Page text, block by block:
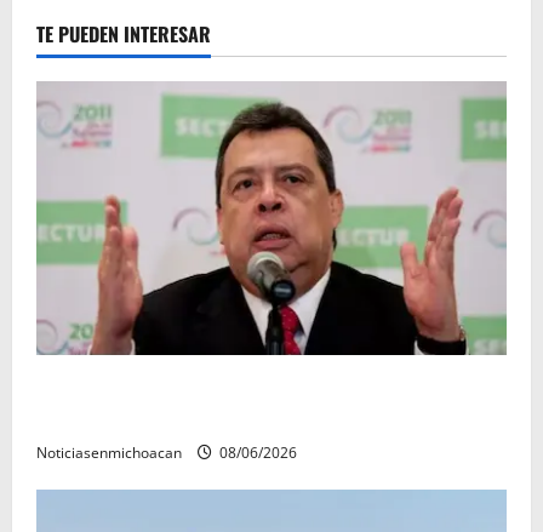
TE PUEDEN INTERESAR
Noticiasenmichoacan 08/06/2026